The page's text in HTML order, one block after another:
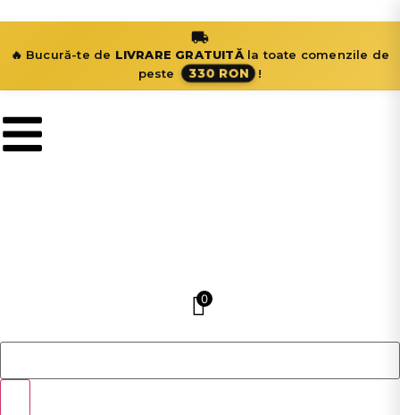
🔥 Bucură-te de LIVRARE GRATUITĂla toate comenzile de
peste
330 RON !
0